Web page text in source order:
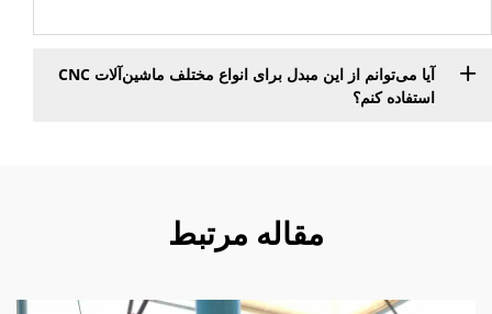
آیا می‌توانم از این مبدل برای انواع مختلف ماشین‌آلات CNC
استفاده کنم؟
مقاله مرتبط